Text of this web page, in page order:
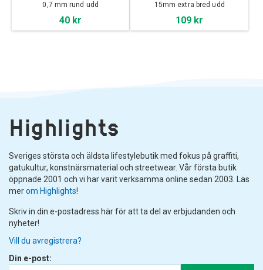
0,7 mm rund udd
40 kr
15mm extra bred udd
109 kr
Highlights
Sveriges största och äldsta lifestylebutik med fokus på graffiti,
gatukultur, konstnärsmaterial och streetwear. Vår första butik
öppnade 2001 och vi har varit verksamma online sedan 2003. Läs
merom Highlights!
Skriv in din e-postadress här för att ta del av erbjudanden och
nyheter!
Vill du avregistrera?
Din e-post: